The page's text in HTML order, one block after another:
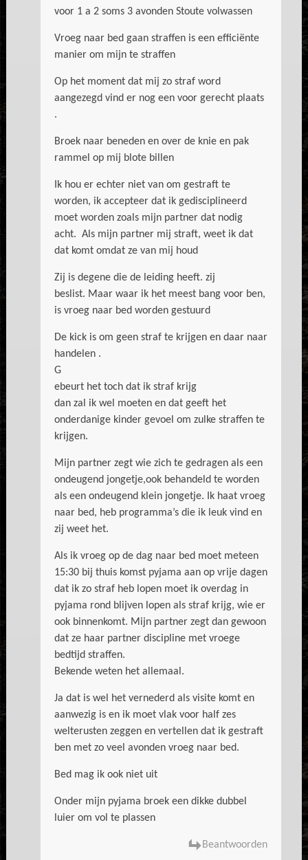
voor 1 a 2 soms 3 avonden Stoute volwassen
Vroeg naar bed gaan straffen is een efficiënte
manier om mijn te straffen
Op het moment dat mij zo straf word
aangezegd vind er nog een voor gerecht plaats
.
Broek naar beneden en over de knie en pak
rammel op mij blote billen
Ik hou er echter niet van om gestraft te
worden, ik accepteer dat ik gedisciplineerd
moet worden zoals mijn partner dat nodig
acht. Als mijn partner mij straft, weet ik dat
dat komt omdat ze van mij houd
Zij is degene die de leiding heeft. zij
beslist. Maar waar ik het meest bang voor ben,
is vroeg naar bed worden gestuurd
De kick is om geen straf te krijgen en daar naar
handelen .
G
ebeurt het toch dat ik straf krijg
dan zal ik wel moeten en dat geeft het
onderdanige kinder gevoel om zulke straffen te
krijgen.
Mijn partner zegt wie zich te gedragen als een
ondeugend jongetje,ook behandeld te worden
als een ondeugend klein jongetje. Ik haat vroeg
naar bed, heb programma’s die ik leuk vind en
zij weet het.
Als ik vroeg op de dag naar bed moet meteen
15:30 bij thuis komst pyjama aan op vrije dagen
dat ik zo straf heb lopen moet ik overdag in
pyjama rond blijven lopen als straf krijg, wie er
ook binnenkomt. Mijn partner zegt dan gewoon
dat ze haar partner discipline met vroege
bedtijd straffen.
Bekende weten het allemaal.
Ja dat is wel het vernederd als visite komt en
aanwezig is en ik moet vlak voor half zes
welterusten zeggen en vertellen dat ik gestraft
ben met zo veel avonden vroeg naar bed.
Bed mag ik ook niet uit
Onder mijn pyjama broek een dikke dubbel
luier om vol te plassen
Beantwoorden